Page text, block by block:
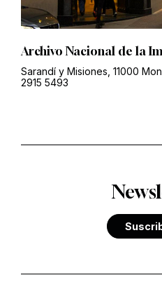
Archivo Nacional de la
Sarandí y Misiones, 11000
2915 5493